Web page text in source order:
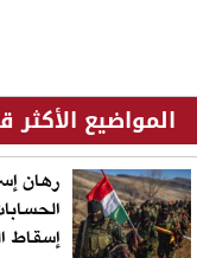
المواضيع الأكثر
رهان
إسقاط